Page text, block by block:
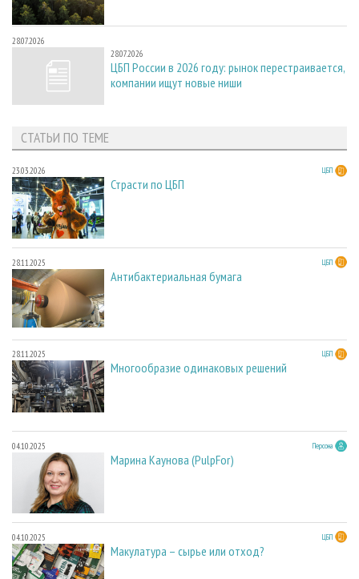
28.07.2026
28.07.2026
ЦБП России в 2026 году: рынок перестраивается,
компании ищут новые ниши
СТАТЬИ ПО ТЕМЕ
23.03.2026 ЦБП
Страсти по ЦБП
28.11.2025 ЦБП
Антибактериальная бумага
28.11.2025 ЦБП
Многообразие одинаковых решений
04.10.2025 Персона
Марина Каунова (PulpFor)
04.10.2025 ЦБП
Макулатура – сырье или отход?